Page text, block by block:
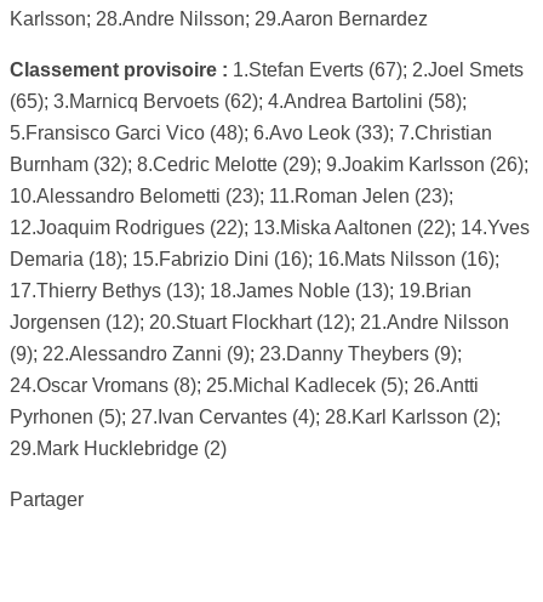
Karlsson; 28.Andre Nilsson; 29.Aaron Bernardez
Classement provisoire : 1.Stefan Everts (67); 2.Joel Smets
(65); 3.Marnicq Bervoets (62); 4.Andrea Bartolini (58);
5.Fransisco Garci Vico (48); 6.Avo Leok (33); 7.Christian
Burnham (32); 8.Cedric Melotte (29); 9.Joakim Karlsson (26);
10.Alessandro Belometti (23); 11.Roman Jelen (23);
12.Joaquim Rodrigues (22); 13.Miska Aaltonen (22); 14.Yves
Demaria (18); 15.Fabrizio Dini (16); 16.Mats Nilsson (16);
17.Thierry Bethys (13); 18.James Noble (13); 19.Brian
Jorgensen (12); 20.Stuart Flockhart (12); 21.Andre Nilsson
(9); 22.Alessandro Zanni (9); 23.Danny Theybers (9);
24.Oscar Vromans (8); 25.Michal Kadlecek (5); 26.Antti
Pyrhonen (5); 27.Ivan Cervantes (4); 28.Karl Karlsson (2);
29.Mark Hucklebridge (2)
Partager